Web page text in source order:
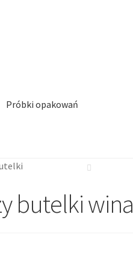
Próbki opakowań
Kontakt
butelki wina